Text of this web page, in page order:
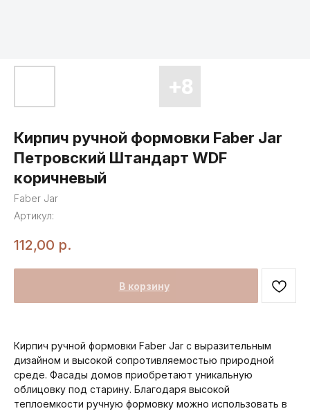
Кирпич ручной формовки Faber Jar
Петровский Штандарт WDF
коричневый
Faber Jar
Артикул:
112,00 р.
В корзину
Кирпич ручной формовки Faber Jar с выразительным
дизайном и высокой сопротивляемостью природной
среде. Фасады домов приобретают уникальную
облицовку под старину. Благодаря высокой
теплоемкости ручную формовку можно использовать в